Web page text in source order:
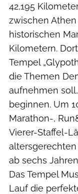
42,195
zwischen
historischen
Kilometern.
Tempel
die Themen
aufnehmen
beginnen. Um
Marathon-,
Vierer-Staffel-
ab sechs
Das Tempel
Lauf die